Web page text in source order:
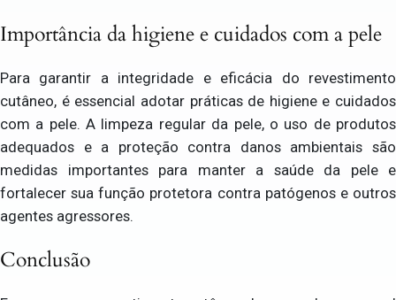
Importância da higiene e cuidados com a pele
Para garantir a integridade e eficácia do revestimento
cutâneo, é essencial adotar práticas de higiene e cuidados
com a pele. A limpeza regular da pele, o uso de produtos
adequados e a proteção contra danos ambientais são
medidas importantes para manter a saúde da pele e
fortalecer sua função protetora contra patógenos e outros
agentes agressores.
Conclusão